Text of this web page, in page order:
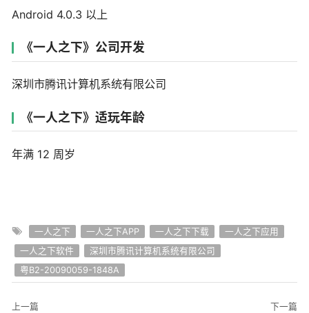
Android 4.0.3 以上
《一人之下》公司开发
深圳市腾讯计算机系统有限公司
《一人之下》适玩年龄
年满 12 周岁
一人之下 一人之下APP 一人之下下载
一人之下应用
一人之下软件
深圳市腾讯计算机系统有限公司
粤B2-20090059-1848A
上一篇 下一篇